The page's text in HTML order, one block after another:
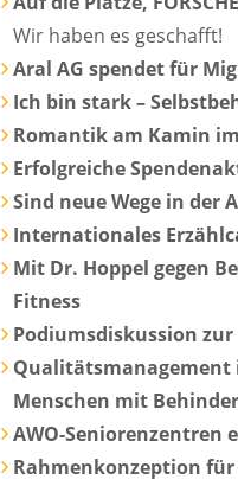
Wir haben es geschafft!
Aral AG spendet für
Ich bin stark –
Romantik am Kamin
Erfolgreiche
Sind neue Wege in der
Internationales
Mit Dr. Hoppel gegen
Fitness
Podiumsdiskussion
Menschen mit
AWO-
Rahmenkonzeption für